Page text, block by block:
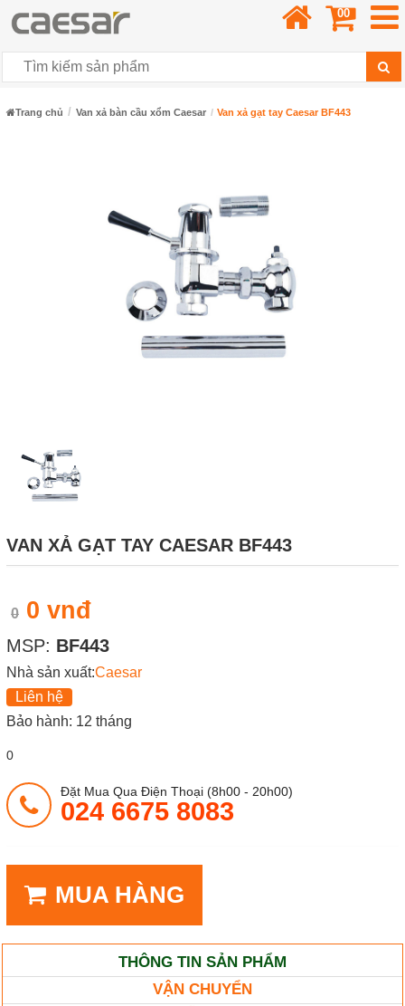
00
Trang chủ Van xả bàn cầu xổm Caesar Van xả gạt tay Caesar BF443
VAN XẢ GẠT TAY CAESAR BF443
0 0 vnđ
MSP: BF443
Nhà sản xuất:Caesar
Liên hệ
Bảo hành: 12 tháng
0
Đặt Mua Qua Điện Thoại (8h00 - 20h00)
024 6675 8083
MUA HÀNG
THÔNG TIN SẢN PHẨM
VẬN CHUYỂN